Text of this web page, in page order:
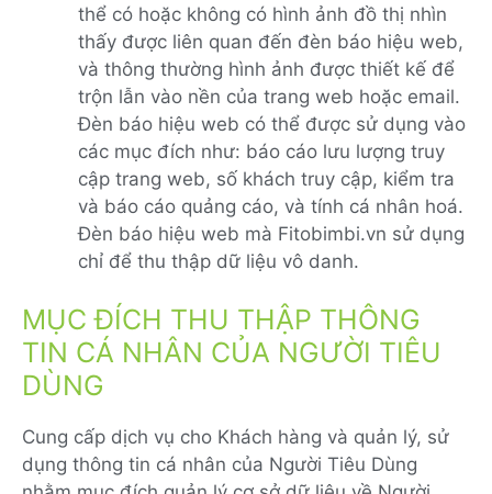
thể có hoặc không có hình ảnh đồ thị nhìn
thấy được liên quan đến đèn báo hiệu web,
và thông thường hình ảnh được thiết kế để
trộn lẫn vào nền của trang web hoặc email.
Đèn báo hiệu web có thể được sử dụng vào
các mục đích như: báo cáo lưu lượng truy
cập trang web, số khách truy cập, kiểm tra
và báo cáo quảng cáo, và tính cá nhân hoá.
Đèn báo hiệu web mà Fitobimbi.vn sử dụng
chỉ để thu thập dữ liệu vô danh.
MỤC ĐÍCH THU THẬP THÔNG
TIN CÁ NHÂN CỦA NGƯỜI TIÊU
DÙNG
Cung cấp dịch vụ cho Khách hàng và quản lý, sử
dụng thông tin cá nhân của Người Tiêu Dùng